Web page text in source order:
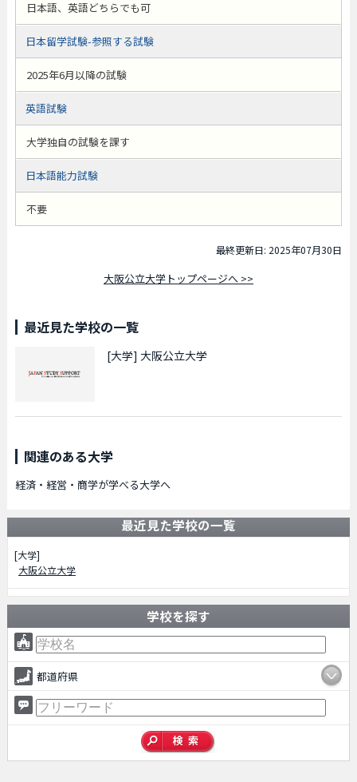
日本語、英語どちらでも可
日本留学試験-参照する試験
2025年6月以降の試験
英語試験
大学独自の試験を課す
日本語能力試験
不要
最終更新日: 2025年07月30日
大阪公立大学トップページへ >>
最近見た学校の一覧
[大学] 大阪公立大学
関連のある大学
経済・経営・商学が学べる大学へ
最近見た学校の一覧
[大学]
大阪公立大学
学校を探す
都道府県